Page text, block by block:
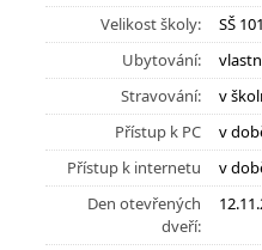
Velikost školy:
SŠ
Ubytování:
Stravování:
v
Přístup k PC
v
Přístup k internetu
v
Den otevřených
dveří: